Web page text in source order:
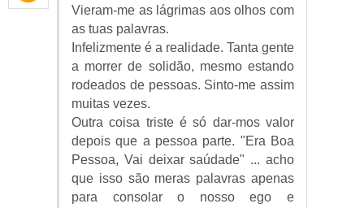
Vieram-me as lágrimas aos olhos com
as tuas palavras.
Infelizmente é a realidade. Tanta gente
a morrer de solidão, mesmo estando
rodeados de pessoas. Sinto-me assim
muitas vezes.
Outra coisa triste é só dar-mos valor
depois que a pessoa parte. "Era Boa
Pessoa, Vai deixar saúdade" ... acho
que isso são meras palavras apenas
para consolar o nosso ego e